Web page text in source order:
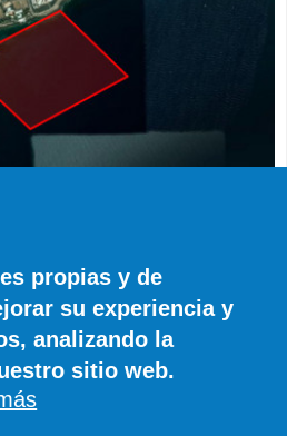
hasta el 24 de
de Pedro Sánchez
propias y de
su experiencia y
analizando la
sitio web.